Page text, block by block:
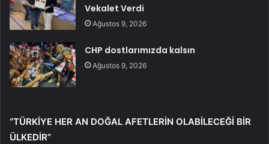
Vekalet Verdi
Ağustos 9, 2026
CHP dostlarımızda kalsın
Ağustos 9, 2026
“TÜRKİYE HER AN DOĞAL AFETLERİN OLABİLECEĞİ BİR
ÜLKEDİR”